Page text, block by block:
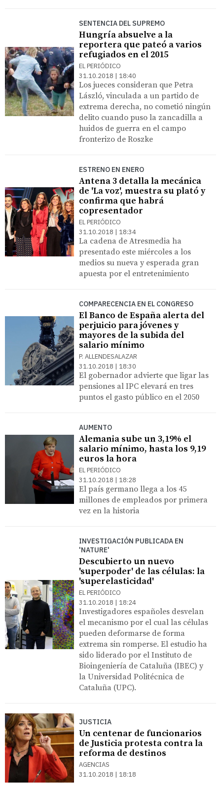
SENTENCIA DEL SUPREMO
Hungría absuelve a la
reportera que pateó a varios
refugiados en el 2015
EL PERIÓDICO
31.10.2018 | 18:40
Los jueces consideran que Petra
László, vinculada a un partido de
extrema derecha, no cometió ningún
delito cuando puso la zancadilla a
huidos de guerra en el campo
fronterizo de Roszke
ESTRENO EN ENERO
Antena 3 detalla la mecánica
de 'La voz', muestra su plató y
confirma que habrá
copresentador
EL PERIÓDICO
31.10.2018 | 18:34
La cadena de Atresmedia ha
presentado este miércoles a los
medios su nueva y esperada gran
apuesta por el entretenimiento
COMPARECENCIA EN EL CONGRESO
El Banco de España alerta del
perjuicio para jóvenes y
mayores de la subida del
salario mínimo
P. ALLENDESALAZAR
31.10.2018 | 18:30
El gobernador advierte que ligar las
pensiones al IPC elevará en tres
puntos el gasto público en el 2050
AUMENTO
Alemania sube un 3,19% el
salario mínimo, hasta los 9,19
euros la hora
EL PERIÓDICO
31.10.2018 | 18:28
El país germano llega a los 45
millones de empleados por primera
vez en la historia
INVESTIGACIÓN PUBLICADA EN
'NATURE'
Descubierto un nuevo
'superpoder' de las células: la
'superelasticidad'
EL PERIÓDICO
31.10.2018 | 18:24
Investigadores españoles desvelan
el mecanismo por el cual las células
pueden deformarse de forma
extrema sin romperse. El estudio ha
sido liderado por el Instituto de
Bioingeniería de Cataluña (IBEC) y
la Universidad Politécnica de
Cataluña (UPC).
JUSTICIA
Un centenar de funcionarios
de Justicia protesta contra la
reforma de destinos
AGENCIAS
31.10.2018 | 18:18